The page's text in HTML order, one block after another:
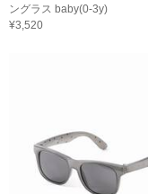
ングラス baby(0-3y)
¥3,520